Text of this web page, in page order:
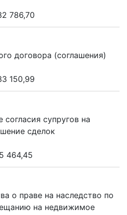
786,70
договора (соглашения)
150,99
согласия супругов на
сделок
5 464,45
о праве на наследство по
на недвижимое